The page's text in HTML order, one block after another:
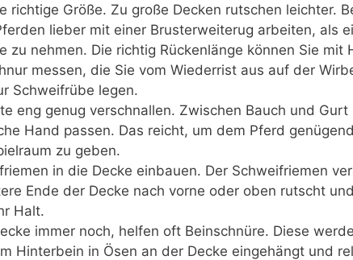
richtige Größe. Zu große Decken rutschen leichter.
lieber mit einer Brusterweiterug arbeiten, als
zu nehmen. Die richtig Rückenlänge können Sie mit
messen, die Sie vom Wiederrist aus auf der
Schweifrübe legen.
eng genug verschnallen. Zwischen Bauch und Gurt
Hand passen. Das reicht, um dem Pferd genügend
zu geben.
in die Decke einbauen. Der Schweifriemen
Ende der Decke nach vorne oder oben rutscht
Halt.
immer noch, helfen oft Beinschnüre. Diese
Hinterbein in Ösen an der Decke eingehängt und